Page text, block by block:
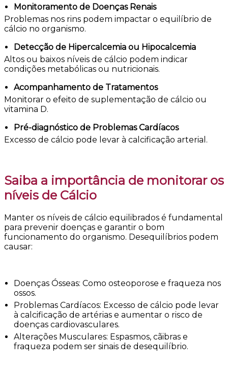
Monitoramento de Doenças Renais
Problemas nos rins podem impactar o equilíbrio de
cálcio no organismo.
Detecção de Hipercalcemia ou Hipocalcemia
Altos ou baixos níveis de cálcio podem indicar
condições metabólicas ou nutricionais.
Acompanhamento de Tratamentos
Monitorar o efeito de suplementação de cálcio ou
vitamina D.
Pré-diagnóstico de Problemas Cardíacos
Excesso de cálcio pode levar à calcificação arterial.
Saiba a importância de monitorar os
níveis de Cálcio
Manter os níveis de cálcio equilibrados é fundamental
para prevenir doenças e garantir o bom
funcionamento do organismo. Desequilíbrios podem
causar:
Doenças Ósseas: Como osteoporose e fraqueza nos
ossos.
Problemas Cardíacos: Excesso de cálcio pode levar
à calcificação de artérias e aumentar o risco de
doenças cardiovasculares.
Alterações Musculares: Espasmos, cãibras e
fraqueza podem ser sinais de desequilíbrio.